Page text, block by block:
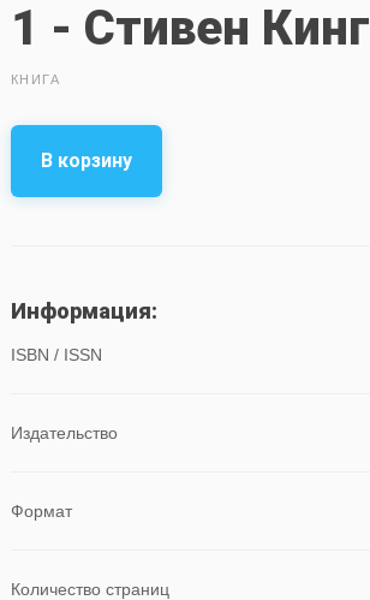
1 - Стивен Кинг
КНИГА
В корзину
Информация:
ISBN / ISSN
Издательство
Формат
Количество страниц